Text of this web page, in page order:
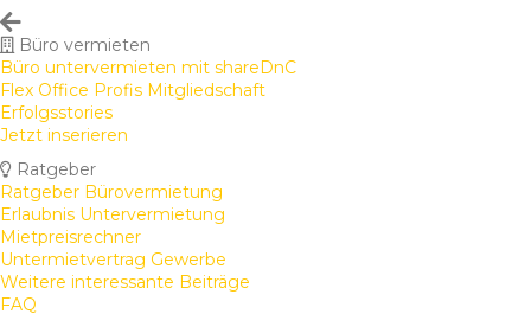
Büro vermieten
Büro untervermieten mit shareDnC
Flex Office Profis Mitgliedschaft
Erfolgsstories
Jetzt inserieren
Ratgeber
Ratgeber Bürovermietung
Erlaubnis Untervermietung
Mietpreisrechner
Untermietvertrag Gewerbe
Weitere interessante Beiträge
FAQ